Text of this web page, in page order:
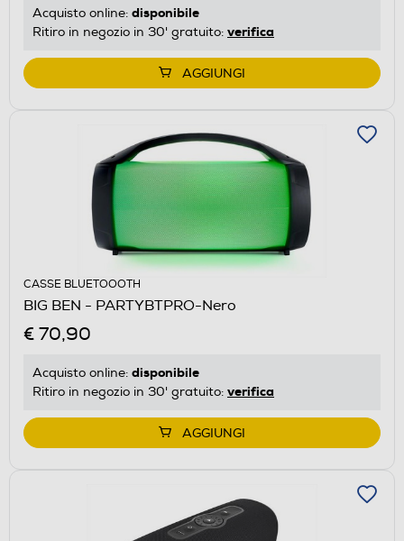
Acquisto online: disponibile
Ritiro in negozio in 30' gratuito: verifica
AGGIUNGI
CASSE BLUETOOOTH
BIG BEN - PARTYBTPRO-Nero
€ 70,90
Acquisto online: disponibile
Ritiro in negozio in 30' gratuito: verifica
AGGIUNGI